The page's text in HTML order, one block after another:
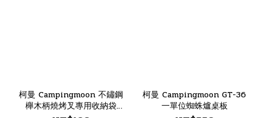
柯曼 Campingmoon 不鏽鋼
櫸木柄燒烤叉專用收納袋
柯曼 Campingmoon GT-36
一單位蜘蛛爐桌板